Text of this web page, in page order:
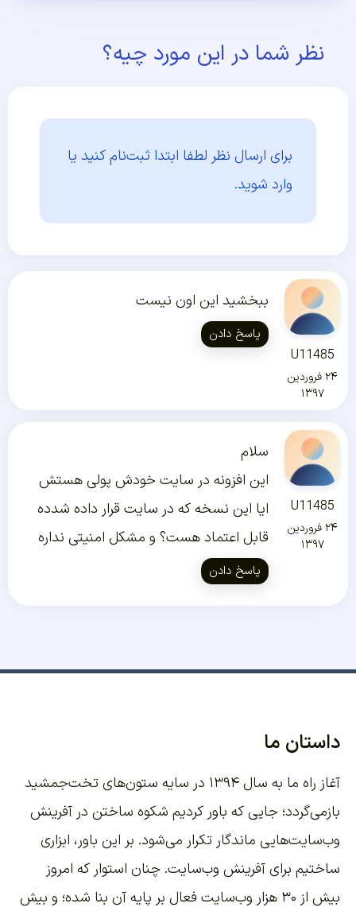
نظر شما در این مورد چیه؟
برای ارسال نظر لطفا ابتدا ثبت‌نام کنید یا
وارد شوید.
U11485
۲۴ فروردین
۱۳۹۷
ببخشید این اون نیست
پاسخ دادن
U11485
۲۴ فروردین
۱۳۹۷
سلام
این افزونه در سایت خودش پولی هستش
ایا این نسخه که در سایت قرار داده شدده
قابل اعتماد هست؟ و مشکل امنیتی نداره
پاسخ دادن
داستان ما
آغاز راه ما به سال ۱۳۹۴ در سایه ستون‌های تخت‌جمشید
بازمی‌گردد؛ جایی که باور کردیم شکوه ساختن در آفرینش
وب‌سایت‌هایی ماندگار تکرار می‌شود. بر این باور، ابزاری
ساختیم برای آفرینش وب‌سایت. چنان استوار که امروز
بیش از ۳۰ هزار وب‌سایت فعال بر پایه آن بنا شده؛ و بیش